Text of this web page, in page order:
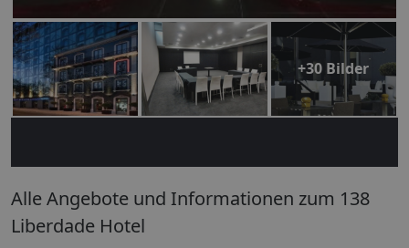
+30 Bilder
Alle Angebote und Informationen zum 138
Liberdade Hotel